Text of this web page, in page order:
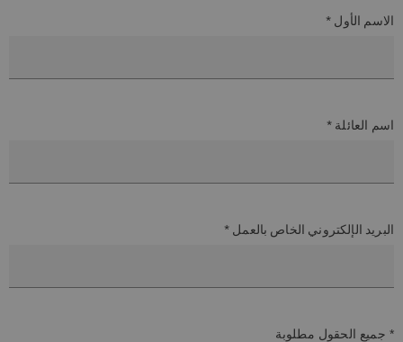
الاسم الأول *
اسم العائلة *
البريد الإلكتروني الخاص بالعمل *
* جميع الحقول مطلوبة